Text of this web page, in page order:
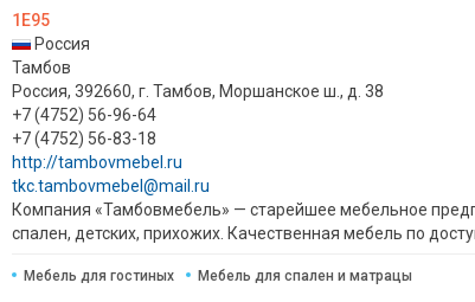
1E95
Россия
Тамбов
Россия, 392660, г. Тамбов, Моршанское ш., д. 38
+7 (4752) 56-96-64
+7 (4752) 56-83-18
http://tambovmebel.ru
tkc.tambovmebel@mail.ru
Компания «Тамбовмебель» — старейшее мебельное
спален, детских, прихожих. Качественная мебель по
Мебель для гостиных Мебель для спален и матрацы